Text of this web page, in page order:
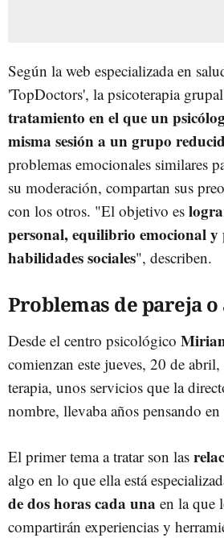
Según la web especializada en
'TopDoctors', la psicoterapia
tratamiento en el que un
misma sesión a un grupo
problemas emocionales similares
su moderación, compartan sus
con los otros. "El objetivo es
personal, equilibrio emocional y
habilidades sociales", describen.
Problemas de pareja
Desde el centro psicológico
comienzan este jueves, 20 de
terapia, unos servicios que la
nombre, llevaba años pensando
El primer tema a tratar son las
algo en lo que ella está
de dos horas cada una en la que
compartirán experiencias y